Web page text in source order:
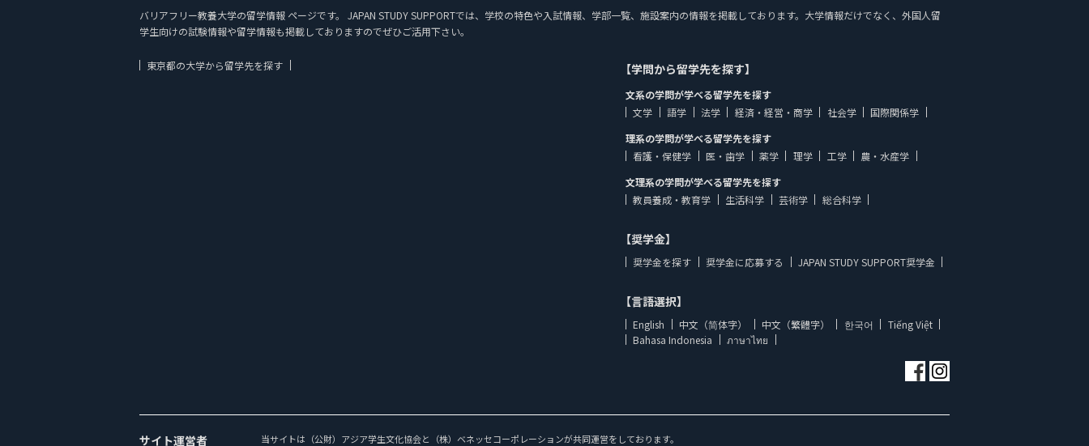
バリアフリー教養大学の留学情報 ページです。 JAPAN STUDY SUPPORTでは、学校の特色や入試情報、学部一覧、施設案内の情報を掲載しております。大学情報だけでなく、外国人留
学生向けの試験情報や留学情報も掲載しておりますのでぜひご活用下さい。
東京都の大学から留学先を探す 【学問から留学先を探す】
文系の学問が学べる留学先を探す
文学
語学 法学 経済・経営・商学 社会学
国際関係学
理系の学問が学べる留学先を探す
看護・保健学
医・歯学 薬学 理学 工学
農・水産学
文理系の学問が学べる留学先を探す
教員養成・教育学
生活科学 芸術学 総合科学
【奨学金】
奨学金を探す 奨学金に応募する JAPAN STUDY SUPPORT奨学金
【言語選択】
English 中文（简体字） 中文（繁體字） 한국어
Tiếng Việt
Bahasa Indonesia
ภาษาไทย
サイト運営者 当サイトは（公財）アジア学生文化協会と（株）ベネッセコーポレーションが共同運営をしております。